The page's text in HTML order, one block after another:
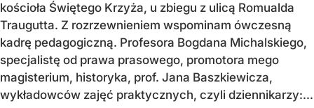
kościoła Świętego Krzyża, u zbiegu z ulicą Romualda
Traugutta. Z rozrzewnieniem wspominam ówczesną
kadrę pedagogiczną. Profesora Bogdana Michalskiego,
specjalistę od prawa prasowego, promotora mego
magisterium, historyka, prof. Jana Baszkiewicza,
wykładowców zajęć praktycznych, czyli dziennikarzy:...